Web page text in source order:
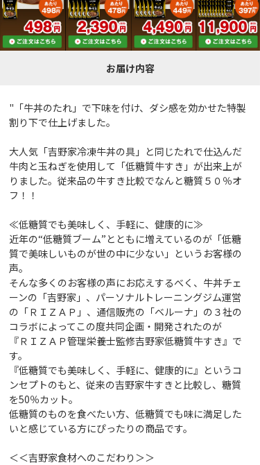
お届け内容
"「牛丼のたれ」で下味を付け、ダシ感を効かせた特製
割り下で仕上げました。
大人気「吉野家冷凍牛丼の具」と同じたれで仕込んだ
牛肉と玉ねぎを使用して「低糖質牛すき」が出来上が
りました。従来品の牛すき比較でなんと糖質５０％オ
フ！！
≪低糖質でも美味しく、手軽に、健康的に≫
近年の“低糖質ブーム”とともに増えているのが「低糖
質で美味しいものが世の中に少ない」というお客様の
声。
そんな多くのお客様の声にお応えするべく、牛丼チェ
ーンの「吉野家」、パーソナルトレーニングジム運営
の「ＲＩＺＡＰ」、通信販売の「ベルーナ」の３社の
コラボによってこの度共同企画・開発されたのが
『ＲＩＺＡＰ管理栄養士監修吉野家低糖質牛すき』で
す。
『低糖質でも美味しく、手軽に、健康的に』というコ
ンセプトのもと、従来の吉野家牛すきと比較し、糖質
を50％カット。
低糖質のものを食べたい方、低糖質でも味に満足した
いと感じている方にぴったりの商品です。
＜＜吉野家食材へのこだわり＞＞